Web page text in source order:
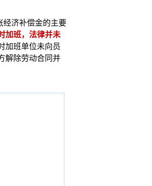
经济补偿金的主要
加班，法律并未
加班单位未向员
解除劳动合同并